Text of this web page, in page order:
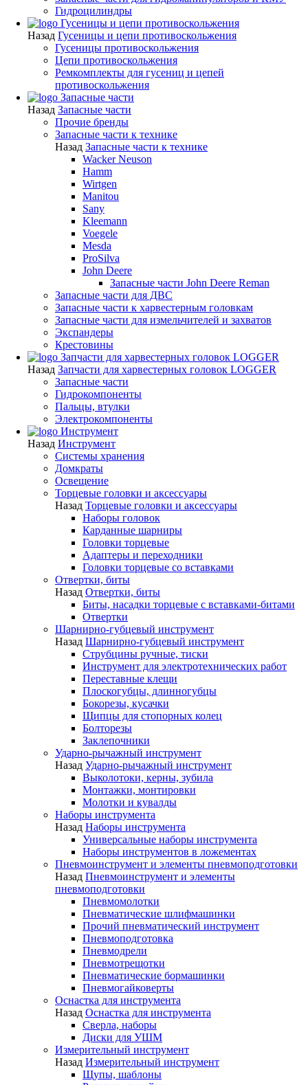
Гидроцилиндры
Гусеницы и цепи противоскольжения
Назад Гусеницы и цепи противоскольжения
Гусеницы противоскольжения
Цепи противоскольжения
Ремкомплекты для гусениц и цепей
противоскольжения
Запасные части
Назад Запасные части
Прочие бренды
Запасные части к технике
Назад Запасные части к технике
Wacker Neuson
Hamm
Wirtgen
Manitou
Sany
Kleemann
Voegele
Mesda
ProSilva
John Deere
Запасные части John Deere Reman
Запасные части для ДВС
Запасные части к харвестерным головкам
Запасные части для измельчителей и захватов
Экспандеры
Крестовины
Запчасти для харвестерных головок LOGGER
Назад Запчасти для харвестерных головок LOGGER
Запасные части
Гидрокомпоненты
Пальцы, втулки
Электрокомпоненты
Инструмент
Назад Инструмент
Системы хранения
Домкраты
Освещение
Торцевые головки и аксессуары
Назад Торцевые головки и аксессуары
Наборы головок
Карданные шарниры
Головки торцевые
Адаптеры и переходники
Головки торцевые со вставками
Отвертки, биты
Назад Отвертки, биты
Биты, насадки торцевые с вставками-битами
Отвертки
Шарнирно-губцевый инструмент
Назад Шарнирно-губцевый инструмент
Струбцины ручные, тиски
Инструмент для электротехнических работ
Переставные клещи
Плоскогубцы, длинногубцы
Бокорезы, кусачки
Щипцы для стопорных колец
Болторезы
Заклепочники
Ударно-рычажный инструмент
Назад Ударно-рычажный инструмент
Выколотоки, керны, зубила
Монтажки, монтировки
Молотки и кувалды
Наборы инструмента
Назад Наборы инструмента
Универсальные наборы инструмента
Наборы инструментов в ложементах
Пневмоинструмент и элементы пневмоподготовки
Назад Пневмоинструмент и элементы
пневмоподготовки
Пневмомолотки
Пневматические шлифмашинки
Прочий пневматический инструмент
Пневмоподготовка
Пневмодрели
Пневмотрещотки
Пневматические бормашинки
Пневмогайковерты
Оснастка для инструмента
Назад Оснастка для инструмента
Сверла, наборы
Диски для УШМ
Измерительный инструмент
Назад Измерительный инструмент
Щупы, шаблоны